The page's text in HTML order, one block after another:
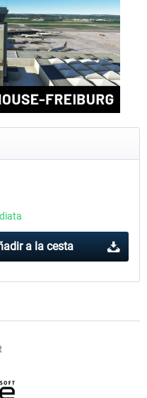
Aerosoft Airport Cologne/
a la cesta